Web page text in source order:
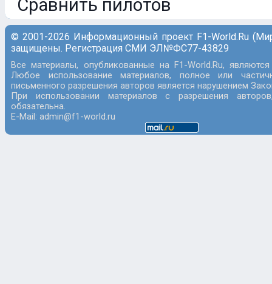
Сравнить пилотов
© 2001-2026 Информационный проект F1-World.Ru
защищены. Регистрация СМИ ЭЛ№ФС77-43829
Все материалы, опубликованные на F1-World.Ru,
Любое использование материалов, полное или
письменного разрешения авторов является нарушением
При использовании материалов с разрешения
обязательна.
E-Mail: admin@f1-world.ru